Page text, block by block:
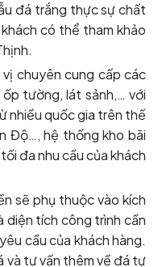
đá trắng thực sự chất
có thể tham khảo
chuyên cung cấp các
tường, lát sảnh,… với
nhiều quốc gia trên thế
Độ…, hệ thống kho bãi
đa nhu cầu của khách
sẽ phụ thuộc vào kích
diện tích công trình cần
cầu của khách hàng.
và tư vấn thêm về đá tự